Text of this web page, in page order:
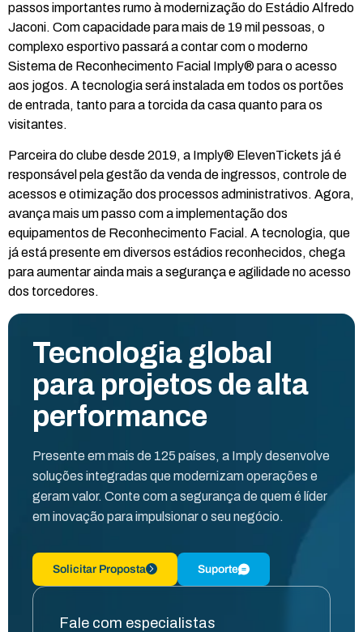
passos importantes rumo à modernização do Estádio Alfredo
Jaconi. Com capacidade para mais de 19 mil pessoas, o
complexo esportivo passará a contar com o moderno
Sistema de Reconhecimento Facial Imply® para o acesso
aos jogos. A tecnologia será instalada em todos os portões
de entrada, tanto para a torcida da casa quanto para os
visitantes.
Parceira do clube desde 2019, a Imply® ElevenTickets já é
responsável pela gestão da venda de ingressos, controle de
acessos e otimização dos processos administrativos. Agora,
avança mais um passo com a implementação dos
equipamentos de Reconhecimento Facial. A tecnologia, que
já está presente em diversos estádios reconhecidos, chega
para aumentar ainda mais a segurança e agilidade no acesso
dos torcedores.
Tecnologia global
para projetos de alta
performance
Presente em mais de 125 países, a Imply desenvolve
soluções integradas que modernizam operações e
geram valor. Conte com a segurança de quem é líder
em inovação para impulsionar o seu negócio.
Solicitar Proposta Suporte
Fale com especialistas